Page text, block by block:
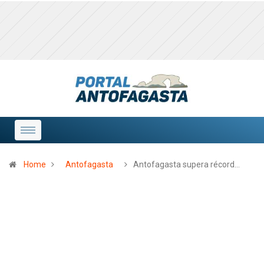
Home Antofagasta Antofagasta supera récord…